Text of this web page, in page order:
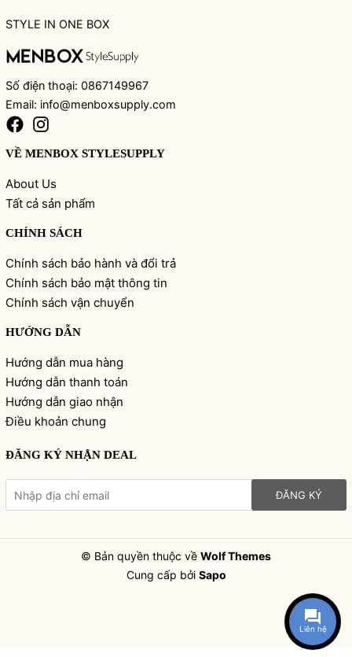
STYLE IN ONE BOX
Số điện thoại: 0867149967
Email: info@menboxsupply.com
VỀ MENBOX STYLESUPPLY
About Us
Tất cả sản phẩm
CHÍNH SÁCH
Chính sách bảo hành và đổi trả
Chính sách bảo mật thông tin
Chính sách vận chuyển
HƯỚNG DẪN
Hướng dẫn mua hàng
Hướng dẫn thanh toán
Hướng dẫn giao nhận
Điều khoản chung
ĐĂNG KÝ NHẬN DEAL
ĐĂNG KÝ
© Bản quyền thuộc về Wolf Themes
Cung cấp bởi Sapo
Liên hệ